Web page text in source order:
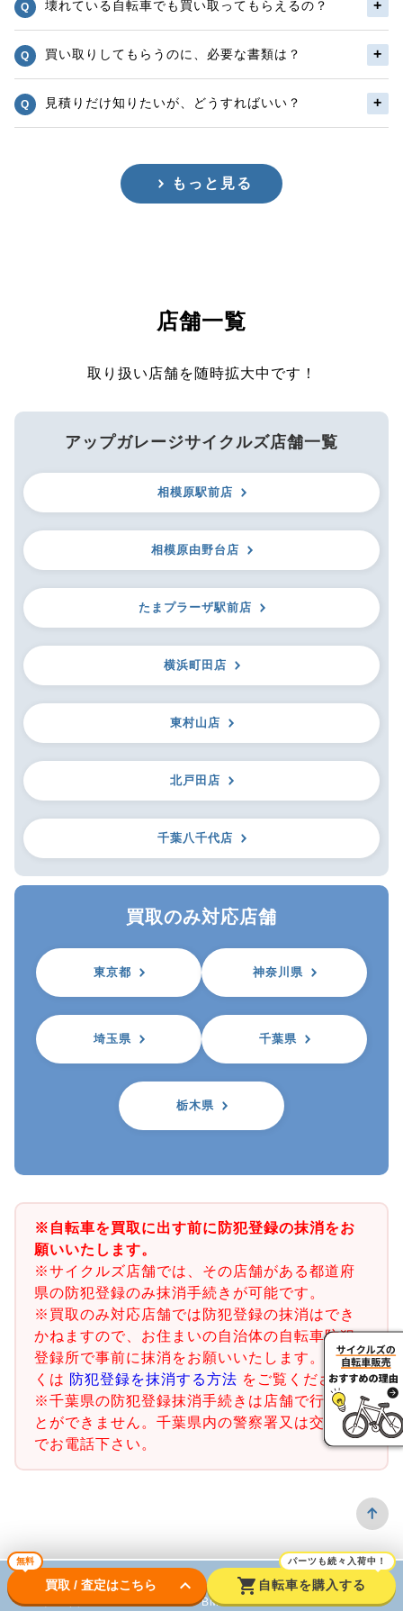
壊れている自転車でも買い取ってもらえるの？
買い取りしてもらうのに、必要な書類は？
見積りだけ知りたいが、どうすればいい？
もっと見る
店舗一覧
取り扱い店舗を随時拡大中です！
アップガレージサイクルズ店舗一覧
相模原駅前店
相模原由野台店
たまプラーザ駅前店
横浜町田店
東村山店
北戸田店
千葉八千代店
買取のみ対応店舗
東京都 神奈川県
埼玉県 千葉県
栃木県
※自転車を買取に出す前に防犯登録の抹消をお
願いいたします。
※サイクルズ店舗では、その店舗がある都道府
県の防犯登録のみ抹消手続きが可能です。
※買取のみ対応店舗では防犯登録の抹消はでき
かねますので、お住まいの自治体の自転車防犯
登録所で事前に抹消をお願いいたします。詳し
くは 防犯登録を抹消する方法 をご覧ください。
※千葉県の防犯登録抹消手続きは店舗で行うこ
とができません。千葉県内の警察署又は交番ま
でお電話下さい。
無料
買取 / 査定はこちら keyboard_arrow_down shopping_cart
パーツも続々入荷中！
自転車を購入する
ロードバイク BMX